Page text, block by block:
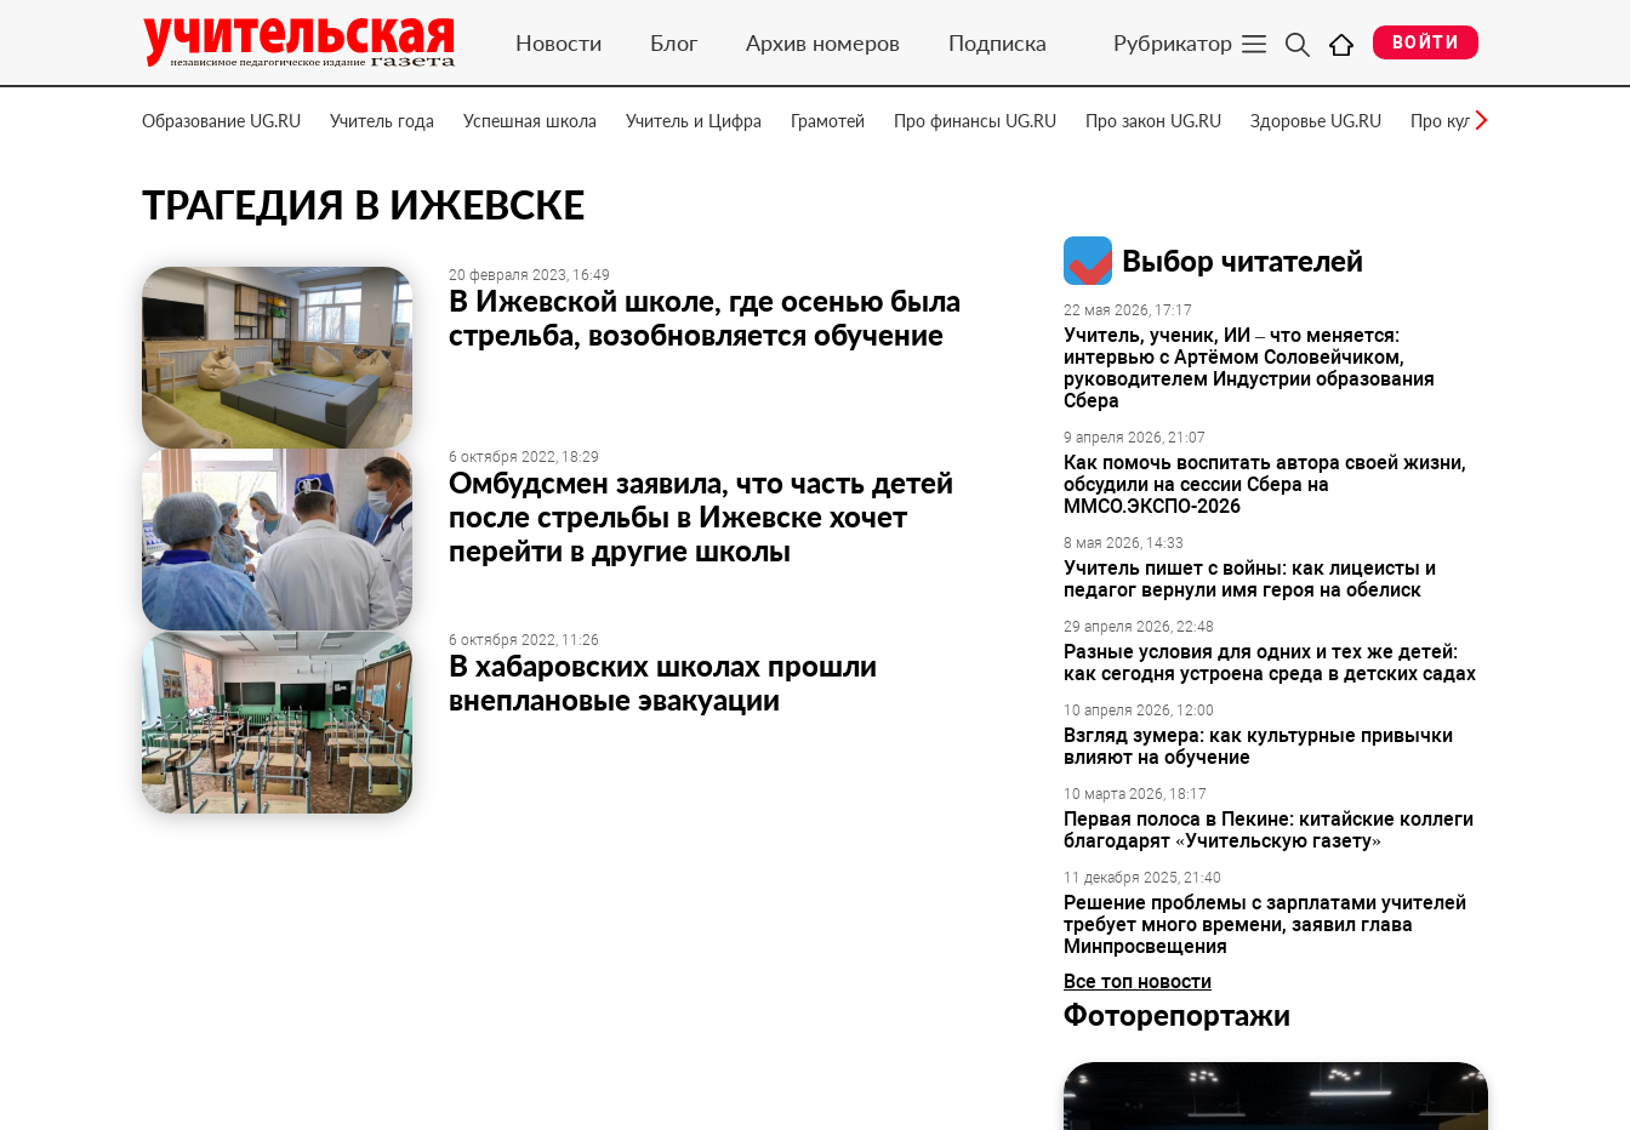
Новости Блог Архив номеров Подписка Рубрикатор ВОЙТИ
Образование UG.RU Учитель года Успешная школа Учитель и Цифра Грамотей Про финансы UG.RU Про закон UG.RU Здоровье UG.RU Про культуру UG.RU
ТРАГЕДИЯ В ИЖЕВСКЕ
20 февраля 2023, 16:49
В Ижевской школе, где осенью была
стрельба, возобновляется обучение
6 октября 2022, 18:29
Омбудсмен заявила, что часть детей
после стрельбы в Ижевске хочет
перейти в другие школы
6 октября 2022, 11:26
В хабаровских школах прошли
внеплановые эвакуации
Выбор читателей
22 мая 2026, 17:17
Учитель, ученик, ИИ – что меняется:
интервью с Артёмом Соловейчиком,
руководителем Индустрии образования
Сбера
9 апреля 2026, 21:07
Как помочь воспитать автора своей жизни,
обсудили на сессии Сбера на
ММСО.ЭКСПО-2026
8 мая 2026, 14:33
Учитель пишет с войны: как лицеисты и
педагог вернули имя героя на обелиск
29 апреля 2026, 22:48
Разные условия для одних и тех же детей:
как сегодня устроена среда в детских садах
10 апреля 2026, 12:00
Взгляд зумера: как культурные привычки
влияют на обучение
10 марта 2026, 18:17
Первая полоса в Пекине: китайские коллеги
благодарят «Учительскую газету»
11 декабря 2025, 21:40
Решение проблемы с зарплатами учителей
требует много времени, заявил глава
Минпросвещения
Все топ новости
Фоторепортажи